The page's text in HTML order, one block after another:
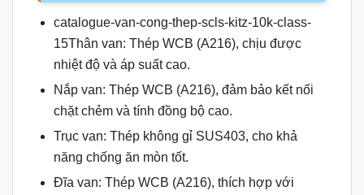
catalogue-van-cong-thep-scls-kitz-10k-class-
15Thân van: Thép WCB (A216), chịu được
nhiệt độ và áp suất cao.
Nắp van: Thép WCB (A216), đảm bảo kết nối
chặt chẻm và tính đồng bộ cao.
Trục van: Thép không gỉ SUS403, cho khả
năng chống ăn mòn tốt.
Đĩa van: Thép WCB (A216), thích hợp với